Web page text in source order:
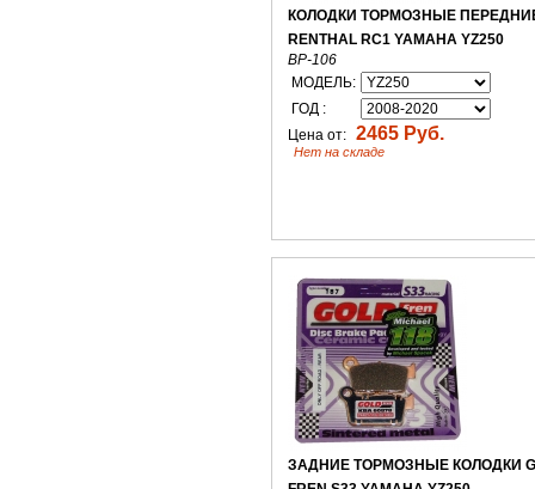
КОЛОДКИ ТОРМОЗНЫЕ
RENTHAL RC1 YAMAHA YZ250
BP-106
МОДЕЛЬ:
ГОД :
Цена от: 2465 Руб.
Нет на складе
ЗАДНИЕ ТОРМОЗНЫЕ КОЛОДКИ